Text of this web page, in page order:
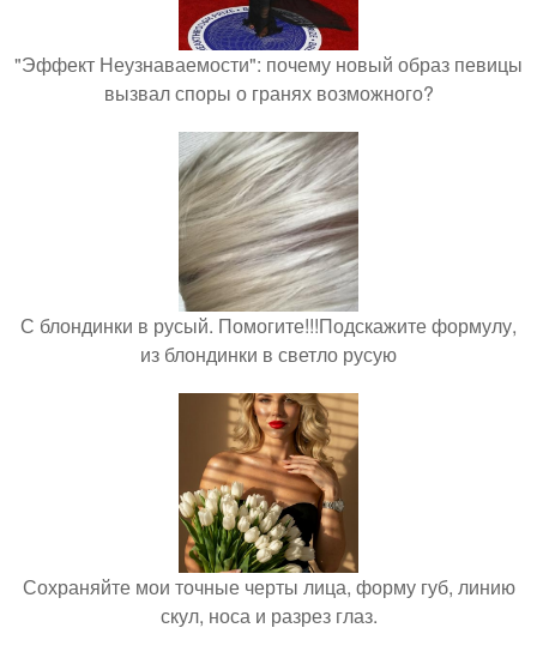
"Эффект Неузнаваемости": почему новый образ певицы
вызвал споры о гранях возможного?
С блондинки в русый. Помогите!!!Подскажите формулу,
из блондинки в светло русую
Сохраняйте мои точные черты лица, форму губ, линию
скул, носа и разрез глаз.